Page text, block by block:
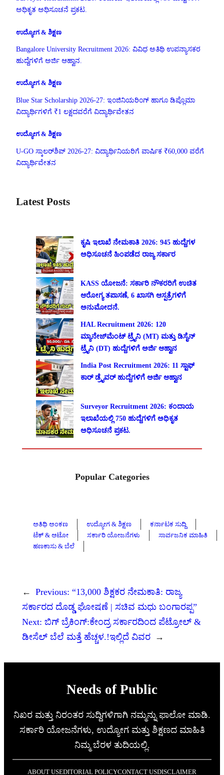
ಅಧಿಕೃತ ಅಧಿಸೂಚನೆ ಪ್ರಕಟ.
ಉದ್ಯೋಗ & ಶಿಕ್ಷಣ
Bangalore University Recruitment 2026: ವಿವಿಧ ಅತಿಥಿ ಉಪನ್ಯಾಸಕರ
ಹುದ್ದೆಗಳಿಗೆ ಅರ್ಜಿ ಆಹ್ವಾನ.
ಉದ್ಯೋಗ & ಶಿಕ್ಷಣ
Blue Star Scholarship 2026-27: ಇಂಜಿನಿಯರಿಂಗ್ ಹಾಗೂ ಡಿಪ್ಲೊಮಾ
ವಿದ್ಯಾರ್ಥಿಗಳಿಗೆ ₹1 ಲಕ್ಷದವರೆಗೆ ವಿದ್ಯಾರ್ಥಿವೇತನ
ಉದ್ಯೋಗ & ಶಿಕ್ಷಣ
U-GO ಸ್ಕಾಲರ್‌ಶಿಪ್ 2026-27: ವಿದ್ಯಾರ್ಥಿನಿಯರಿಗೆ ವಾರ್ಷಿಕ ₹60,000 ವರೆಗೆ
ವಿದ್ಯಾರ್ಥಿವೇತನ
Latest Posts
ಕೃಷಿ ಇಲಾಖೆ ನೇಮಕಾತಿ 2026: 945 ಹುದ್ದೆಗಳ
ಅಧಿಸೂಚನೆ ಹಿಂಪಡೆದ ರಾಜ್ಯ ಸರ್ಕಾರ
KASS ಯೋಜನೆ: ಸರ್ಕಾರಿ ನೌಕರರಿಗೆ ಉಚಿತ
ಆರೋಗ್ಯ ತಪಾಸಣೆ, 6 ಖಾಸಗಿ ಆಸ್ಪತ್ರೆಗಳಿಗೆ
ಅನುಮೋದನೆ.
HAL Recruitment 2026: 120
ಮ್ಯಾನೇಜ್‌ಮೆಂಟ್ ಟ್ರೈನಿ (MT) ಮತ್ತು ಡಿಸೈನ್
ಟ್ರೈನಿ (DT) ಹುದ್ದೆಗಳಿಗೆ ಅರ್ಜಿ ಆಹ್ವಾನ
India Post Recruitment 2026: 11 ಸ್ಟಾಫ್
ಕಾರ್ ಡ್ರೈವರ್ ಹುದ್ದೆಗಳಿಗೆ ಅರ್ಜಿ ಆಹ್ವಾನ
Surveyor Recruitment 2026: ಕಂದಾಯ
ಇಲಾಖೆಯಲ್ಲಿ 750 ಹುದ್ದೆಗಳಿಗೆ ಅಧಿಕೃತ
ಅಧಿಸೂಚನೆ ಪ್ರಕಟ.
Popular Categories
ಅತಿಥಿ ಅಂಕಣ ಉದ್ಯೋಗ & ಶಿಕ್ಷಣ
ಕರ್ನಾಟಕ ಸುದ್ದಿ
ಟೆಕ್ & ಆಟೋ
ಸರ್ಕಾರಿ ಯೋಜನೆಗಳು
ಸಾರ್ವಜನಿಕ ಮಾಹಿತಿ
ಹಣಕಾಸು & ಬೆಲೆ
← Previous: “13,000 ಶಿಕ್ಷಕರ ನೇಮಕಾತಿ: ರಾಜ್ಯ
ಸರ್ಕಾರದ ದೊಡ್ಡ ಘೋಷಣೆ | ಸಚಿವ ಮಧು ಬಂಗಾರಪ್ಪ”
Next: ಬಿಗ್‌ ಬ್ರೆಕಿಂಗ್‌:ಕೇಂದ್ರ ಸರ್ಕಾರದಿಂದ ಪೆಟ್ರೋಲ್ &
ಡೀಸೆಲ್ ಬೆಲೆ ಮತ್ತೆ ಹೆಚ್ಚಳ.!ಇಲ್ಲಿದೆ ವಿವರ →
Needs of Public
ನಿಖರ ಮತ್ತು ನಿರಂತರ ಸುದ್ದಿಗಳಿಗಾಗಿ ನಮ್ಮನ್ನು ಫಾಲೋ ಮಾಡಿ.
ಸರ್ಕಾರಿ ಯೋಜನೆಗಳು, ಉದ್ಯೋಗ ಮತ್ತು ಶಿಕ್ಷಣದ ಮಾಹಿತಿ
ನಿಮ್ಮ ಬೆರಳ ತುದಿಯಲ್ಲಿ.
ABOUT USEDITORIAL POLICYCONTACT USDISCLAIMER